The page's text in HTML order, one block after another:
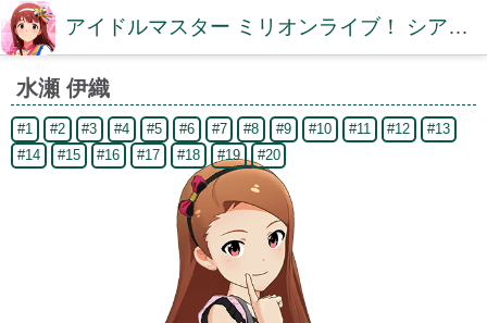
アイドルマスター ミリオンライブ！ シアターデイズDB【ミリシタDB】
水瀬 伊織
#1 #2 #3 #4 #5 #6 #7 #8 #9 #10 #11 #12
#13
#14
#15 #16 #17 #18 #19 #20